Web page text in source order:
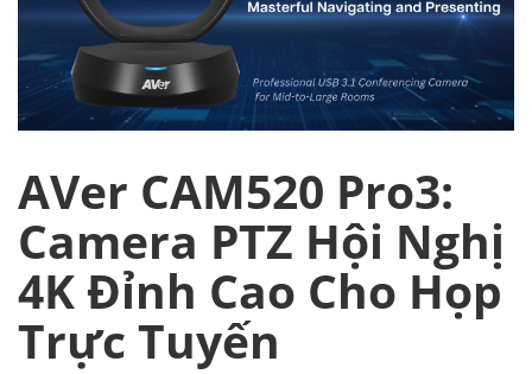
AVer CAM520 Pro3:
Camera PTZ Hội Nghị
4K Đỉnh Cao Cho Họp
Trực Tuyến